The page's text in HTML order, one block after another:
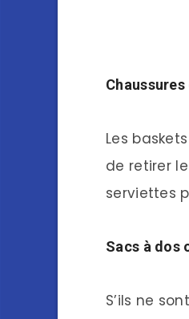
Les
de retirer
serviettes
Sacs à dos
S’ils ne